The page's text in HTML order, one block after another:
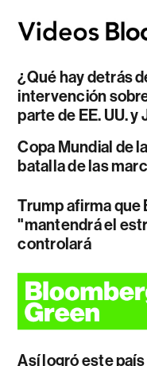
¿Qué hay detrás
intervención
parte de EE. UU. y
Copa Mundial de
batalla de las
Trump afirma que
"mantendrá el
controlará
Así logró este